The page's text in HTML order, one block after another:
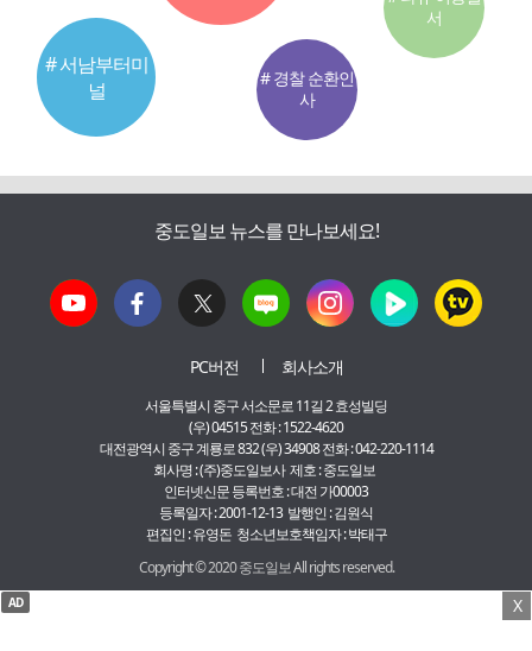
# 서남부터미
널
# 경찰 순환인
사
서
중도일보 뉴스를 만나보세요!
PC버전 회사소개
서울특별시 중구 서소문로 11길 2 효성빌딩
(우) 04515 전화 : 1522-4620
대전광역시 중구 계룡로 832 (우) 34908 전화 : 042-220-1114
회사명 : (주)중도일보사 제호 : 중도일보
인터넷신문 등록번호 : 대전 가00003
등록일자 : 2001-12-13 발행인 : 김원식
편집인 : 유영돈 청소년보호책임자 : 박태구
Copyright © 2020 중도일보 All rights reserved.
X
AD